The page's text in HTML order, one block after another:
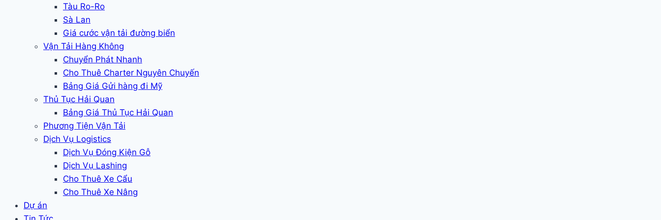
Tàu Ro-Ro
Sà Lan
Giá cước vận tải đường biển
Vận Tải Hàng Không
Chuyển Phát Nhanh
Cho Thuê Charter Nguyên Chuyến
Bảng Giá Gửi hàng đi Mỹ
Thủ Tục Hải Quan
Bảng Giá Thủ Tục Hải Quan
Phương Tiện Vận Tải
Dịch Vụ Logistics
Dịch Vụ Đóng Kiện Gỗ
Dịch Vụ Lashing
Cho Thuê Xe Cẩu
Cho Thuê Xe Nâng
Dự án